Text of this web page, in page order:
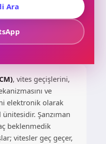
Ara
, vites geçişlerini,
ve
elektronik olarak
Şanzıman
beklenmedik
vitesler geç geçer,